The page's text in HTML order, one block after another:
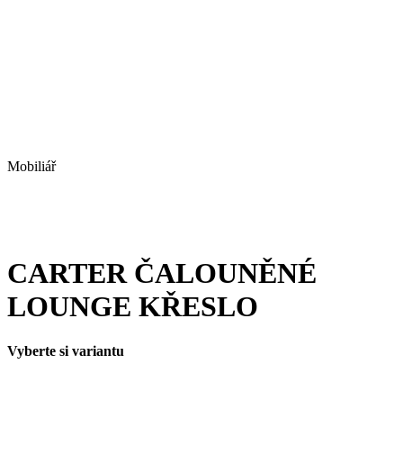
Mobiliář
CARTER ČALOUNĚNÉ
LOUNGE KŘESLO
Vyberte si variantu